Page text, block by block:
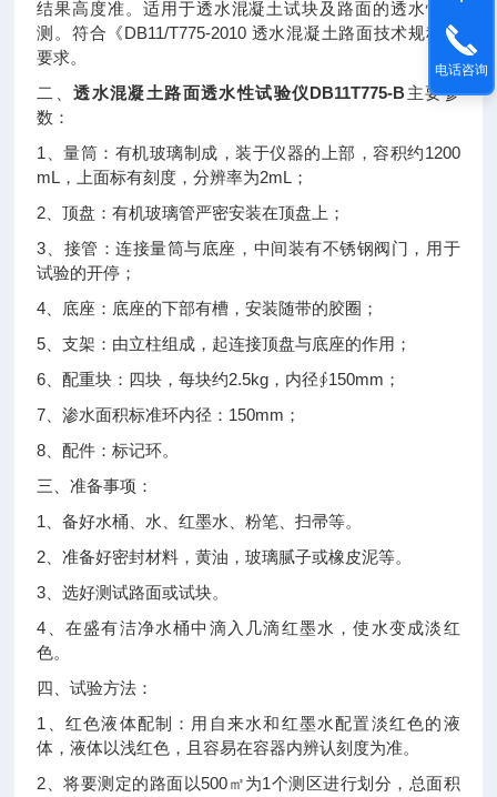
结果高度准。适用于透水混凝土试块及路面的透水性检
测。符合《DB11/T775-2010 透水混凝土路面技术规程》
要求。
二、透水混凝土路面透水性试验仪DB11T775-B主要参
数：
1 、量筒：有机玻璃制成，装于仪器的上部，容积约1200
mL ，上面标有刻度，分辨率为2mL ；
2 、顶盘：有机玻璃管严密安装在顶盘上；
3 、接管：连接量筒与底座，中间装有不锈钢阀门，用于
试验的开停；
4 、底座：底座的下部有槽，安装随带的胶圈；
5 、支架：由立柱组成，起连接顶盘与底座的作用；
6 、配重块：四块，每块约2.5kg ，内径∮150mm ；
7 、渗水面积标准环内径： 150mm ；
8 、配件：标记环。
三、准备事项：
1 、备好水桶、水、红墨水、粉笔、扫帚等。
2 、准备好密封材料，黄油，玻璃腻子或橡皮泥等。
3 、选好测试路面或试块。
4 、在盛有洁净水桶中滴入几滴红墨水，使水变成淡红
色。
四、试验方法：
1 、红色液体配制：用自来水和红墨水配置淡红色的液
体，液体以浅红色，且容易在容器内辨认刻度为准。
2 、将要测定的路面以500㎡为1个测区进行划分，总面积
电话咨询